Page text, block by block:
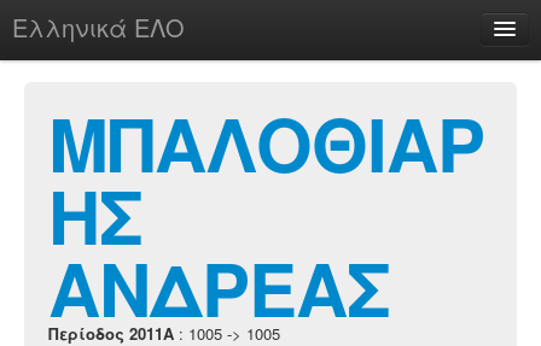
Ελληνικά ΕΛΟ
chesstu.be @ discord
Login
ΜΠΑΛΟΘΙΑΡ
ΗΣ
ΑΝΔΡΕΑΣ
Περίοδος 2011A : 1005 -> 1005